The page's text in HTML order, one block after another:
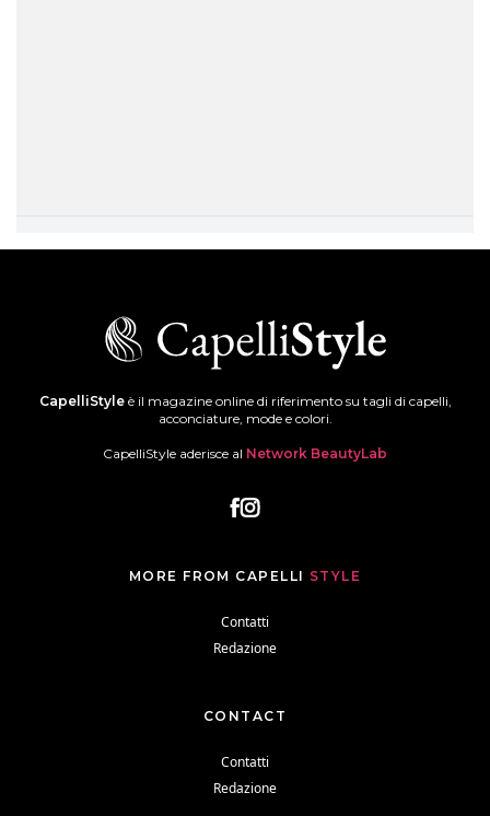
CapelliStyleè il magazine online di riferimento su tagli di capelli,
acconciature, mode e colori.
CapelliStyle aderisce al Network BeautyLab
MORE FROM CAPELLI STYLE
Contatti
Redazione
CONTACT
Contatti
Redazione